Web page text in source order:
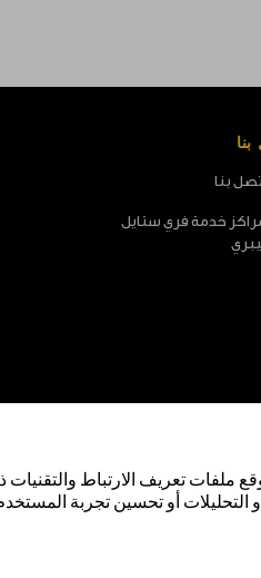
بنا
خدمة فري ستايل
ملفات تعريف الارتباط
أو تحسين تجربة